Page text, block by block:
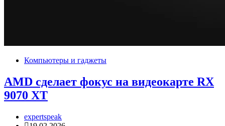
Компьютеры и гаджеты
AMD сделает фокус на видеокарте RX
9070 XT
expertspeak